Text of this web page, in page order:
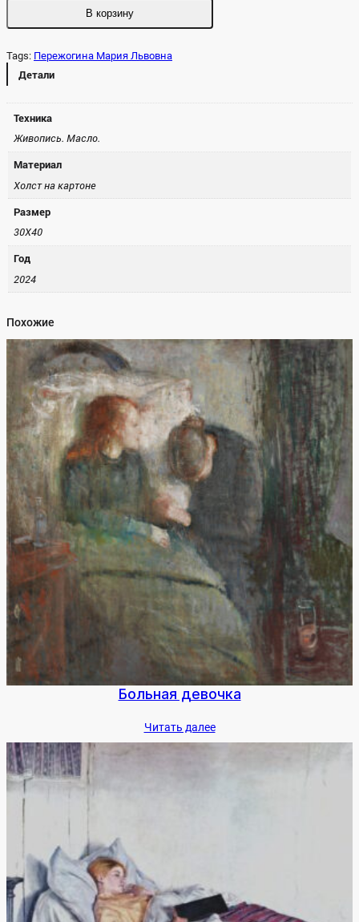
В корзину
Tags: Пережогина Мария Львовна
Де­тали
Техника
Жи­вопись. Мас­ло.
Материал
Холст на кар­то­не
Размер
30Х40
Год
2024
Похожие
Боль­ная де­воч­ка
Чи­тать да­лее